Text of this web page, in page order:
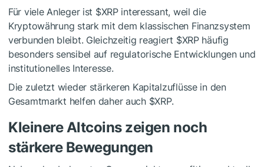
Für viele Anleger ist $XRPinteressant, weil die
Kryptowährung stark mit dem klassischen Finanzsystem
verbunden bleibt. Gleichzeitig reagiert $XRPhäufig
besonders sensibel auf regulatorische Entwicklungen und
institutionelles Interesse.
Die zuletzt wieder stärkeren Kapitalzuflüsse in den
Gesamtmarkt helfen daher auch $XRP.
Kleinere Altcoins zeigen noch
stärkere Bewegungen